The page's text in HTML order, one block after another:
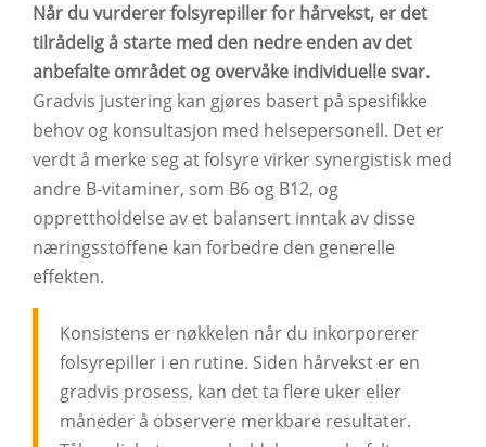
Når du vurderer folsyrepiller for hårvekst, er det
tilrådelig å starte med den nedre enden av det
anbefalte området og overvåke individuelle svar.
Gradvis justering kan gjøres basert på spesifikke
behov og konsultasjon med helsepersonell. Det er
verdt å merke seg at folsyre virker synergistisk med
andre B-vitaminer, som B6 og B12, og
opprettholdelse av et balansert inntak av disse
næringsstoffene kan forbedre den generelle
effekten.
Konsistens er nøkkelen når du inkorporerer
folsyrepiller i en rutine. Siden hårvekst er en
gradvis prosess, kan det ta flere uker eller
måneder å observere merkbare resultater.